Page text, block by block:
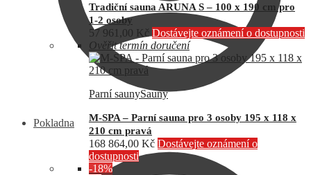
Pokladna
Tradiční sauna ARUNA S – 100 x 190 cm pro
1-2 osoby
57 961,00 Kč Dostávejte oznámení o dostupnosti
Ověřit termín doručení
Parní saunySauny
M-SPA – Parní sauna pro 3 osoby 195 x 118 x
210 cm pravá
168 864,00 Kč Dostávejte oznámení o
dostupnosti
-18%